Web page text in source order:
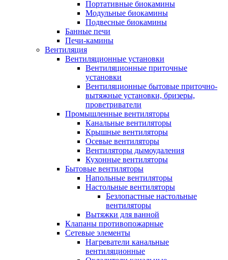
Портативные биокамины
Модульные биокамины
Подвесные биокамины
Банные печи
Печи-камины
Вентиляция
Вентиляционные установки
Вентиляционные приточные
установки
Вентиляционные бытовые приточно-
вытяжные установки, бризеры,
проветриватели
Промышленные вентиляторы
Канальные вентиляторы
Крышные вентиляторы
Осевые вентиляторы
Вентиляторы дымоудаления
Кухонные вентиляторы
Бытовые вентиляторы
Напольные вентиляторы
Настольные вентиляторы
Безлопастные настольные
вентиляторы
Вытяжки для ванной
Клапаны противопожарные
Сетевые элементы
Нагреватели канальные
вентиляционные